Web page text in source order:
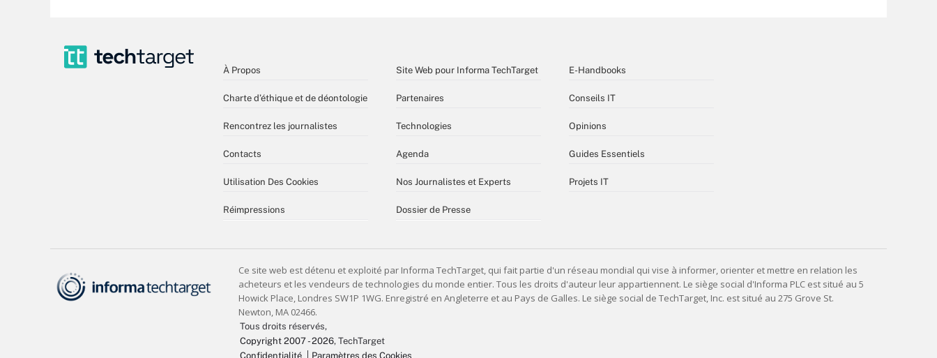
À Propos
Charte d’éthique et de déontologie
Rencontrez les journalistes
Contacts
Utilisation Des Cookies
Réimpressions
Site Web pour Informa TechTarget
Partenaires
Technologies
Agenda
Nos Journalistes et Experts
Dossier de Presse
E-Handbooks
Conseils IT
Opinions
Guides Essentiels
Projets IT
Tous droits réservés,
Copyright 2007 - 2026, TechTarget
Confidentialité
Paramètres des Cookies